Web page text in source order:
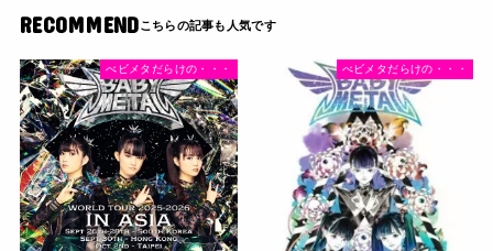
RECOMMEND
べビメタだらけの・・・ べビメタだらけの・・・